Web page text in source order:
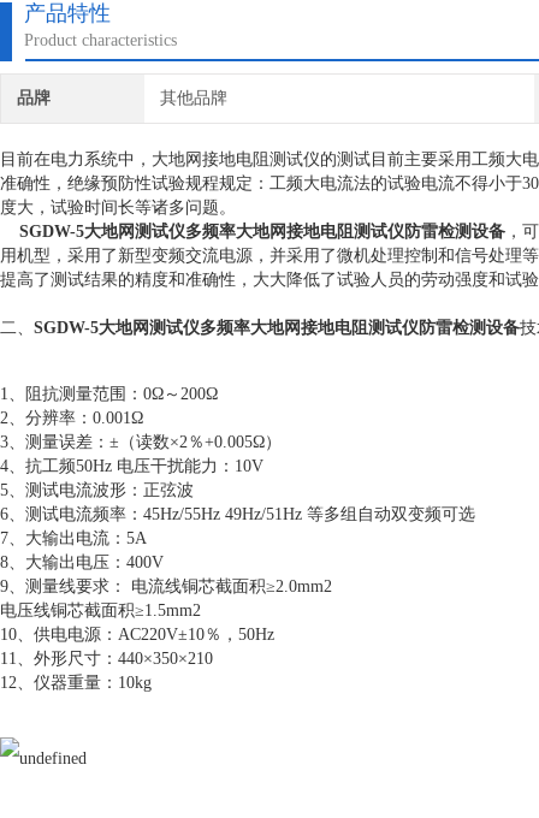
产品特性
Product characteristics
品牌 其他品牌
目前在电力系统中，大地网接地电阻测试仪的测试目前主要采用工频
准确性，绝缘预防性试验规程规定：工频大电流法的试验电流不得小于
度大，试验时间长等诸多问题。
SGDW-5大地网测试仪多频率大地网接地电阻测试仪防雷检测设备 ，
用机型，采用了新型变频交流电源，并采用了微机处理控制和信号处理
提高了测试结果的精度和准确性，大大降低了试验人员的劳动强度和试
二、 SGDW-5大地网测试仪多频率大地网接地电阻测试仪防雷检测设备
1、阻抗测量范围：0Ω～200Ω
2、分辨率：0.001Ω
3、测量误差：±（读数×2％+0.005Ω）
4、抗工频50Hz 电压干扰能力：10V
5、测试电流波形：正弦波
6、测试电流频率：45Hz/55Hz 49Hz/51Hz 等多组自动双变频可选
7、大输出电流：5A
8、大输出电压：400V
9、测量线要求： 电流线铜芯截面积≥2.0mm2
电压线铜芯截面积≥1.5mm2
10、供电电源：AC220V±10％，50Hz
11、外形尺寸：440×350×210
12、仪器重量：10kg